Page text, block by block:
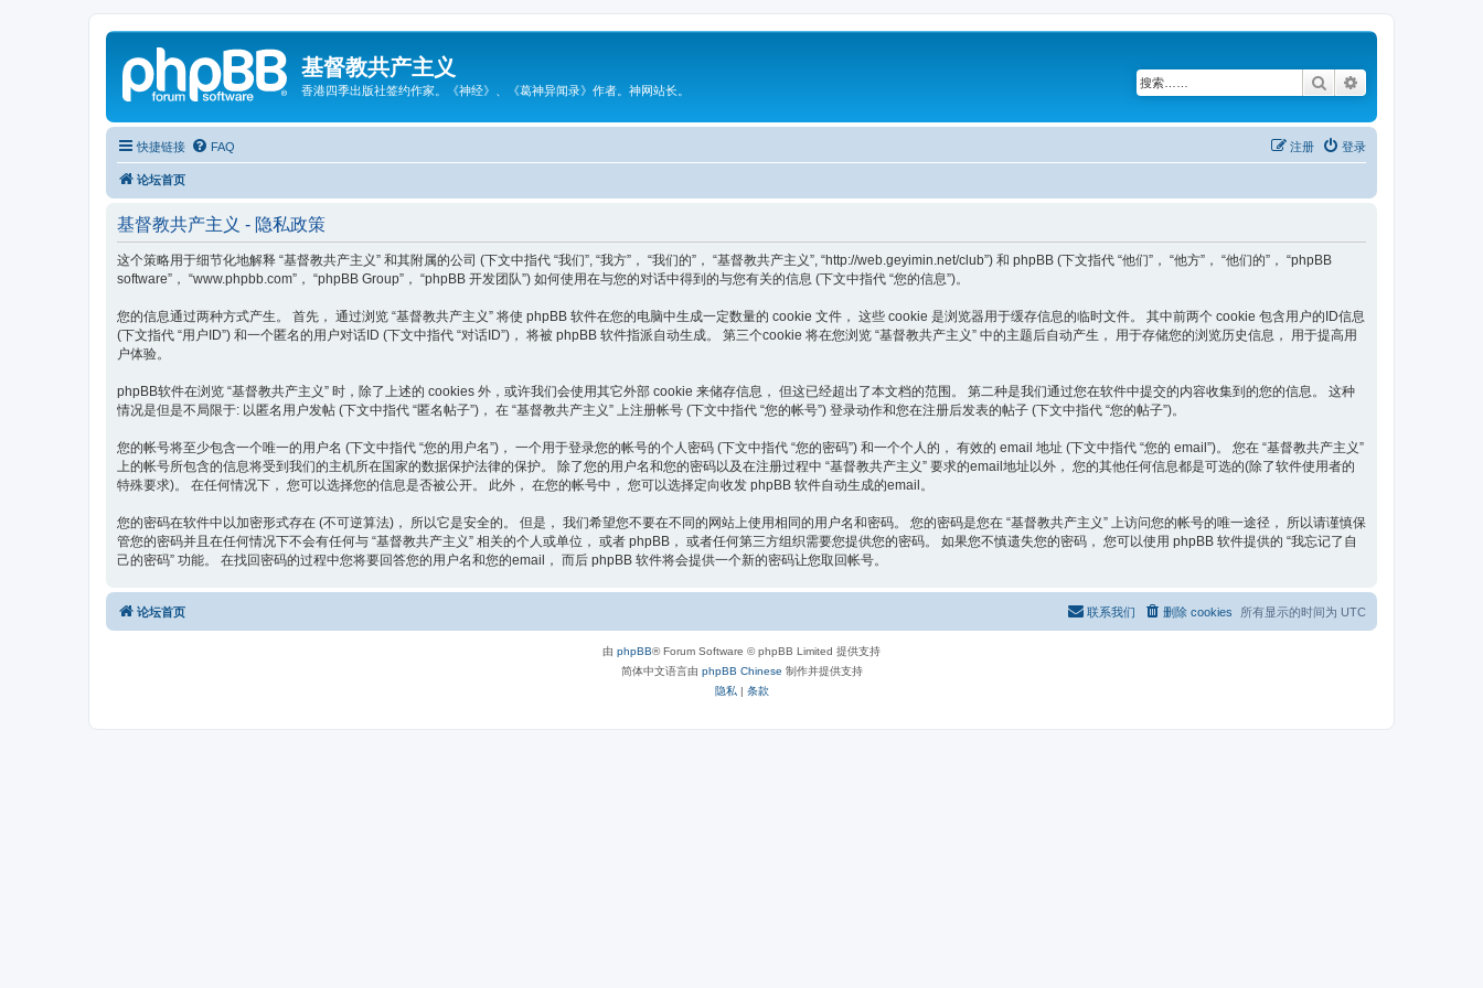
基督教共产主义
香港四季出版社签约作家。《神经》、《葛神异闻录》作者。神网站长。 搜索
快捷链接 FAQ 登录
注册
论坛首页
基督教共产主义 - 隐私政策
这个策略用于细节化地解释 “基督教共产主义” 和其附属的公司 (下文中指代 “我们”, “我方”， “我们的”， “基督教共产主义”, “http://web.geyimin.net/club”) 和 phpBB (下文指代 “他们”， “他方”， “他们的”， “phpBB
software”， “www.phpbb.com”， “phpBB Group”， “phpBB 开发团队”) 如何使用在与您的对话中得到的与您有关的信息 (下文中指代 “您的信息”)。
您的信息通过两种方式产生。 首先， 通过浏览 “基督教共产主义” 将使 phpBB 软件在您的电脑中生成一定数量的 cookie 文件， 这些 cookie 是浏览器用于缓存信息的临时文件。 其中前两个 cookie 包含用户的ID信息
(下文指代 “用户ID”) 和一个匿名的用户对话ID (下文中指代 “对话ID”)， 将被 phpBB 软件指派自动生成。 第三个cookie 将在您浏览 “基督教共产主义” 中的主题后自动产生， 用于存储您的浏览历史信息， 用于提高用
户体验。
phpBB软件在浏览 “基督教共产主义” 时，除了上述的 cookies 外，或许我们会使用其它外部 cookie 来储存信息， 但这已经超出了本文档的范围。 第二种是我们通过您在软件中提交的内容收集到的您的信息。 这种
情况是但是不局限于: 以匿名用户发帖 (下文中指代 “匿名帖子”)， 在 “基督教共产主义” 上注册帐号 (下文中指代 “您的帐号”) 登录动作和您在注册后发表的帖子 (下文中指代 “您的帖子”)。
您的帐号将至少包含一个唯一的用户名 (下文中指代 “您的用户名”)， 一个用于登录您的帐号的个人密码 (下文中指代 “您的密码”) 和一个个人的， 有效的 email 地址 (下文中指代 “您的 email”)。 您在 “基督教共产主义”
上的帐号所包含的信息将受到我们的主机所在国家的数据保护法律的保护。 除了您的用户名和您的密码以及在注册过程中 “基督教共产主义” 要求的email地址以外， 您的其他任何信息都是可选的(除了软件使用者的
特殊要求)。 在任何情况下， 您可以选择您的信息是否被公开。 此外， 在您的帐号中， 您可以选择定向收发 phpBB 软件自动生成的email。
您的密码在软件中以加密形式存在 (不可逆算法)， 所以它是安全的。 但是， 我们希望您不要在不同的网站上使用相同的用户名和密码。 您的密码是您在 “基督教共产主义” 上访问您的帐号的唯一途径， 所以请谨慎保
管您的密码并且在任何情况下不会有任何与 “基督教共产主义” 相关的个人或单位， 或者 phpBB， 或者任何第三方组织需要您提供您的密码。 如果您不慎遗失您的密码， 您可以使用 phpBB 软件提供的 “我忘记了自
己的密码” 功能。 在找回密码的过程中您将要回答您的用户名和您的email， 而后 phpBB 软件将会提供一个新的密码让您取回帐号。
论坛首页 所有显示的时间为 UTC
删除 cookies
联系我们
由 phpBB® Forum Software © phpBB Limited 提供支持
简体中文语言由 phpBB Chinese 制作并提供支持
隐私 | 条款